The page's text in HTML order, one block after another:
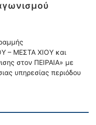
– ΜΕΣΤΑ ΧΙΟΥ και
στον ΠΕΙΡΑΙΑ» με
υπηρεσίας περιόδου